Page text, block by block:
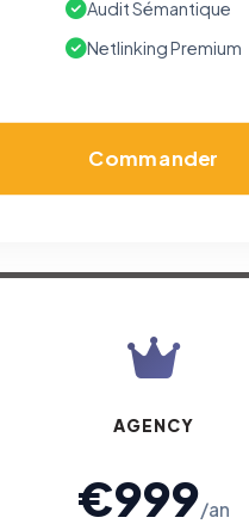
Audit Sémantique
Netlinking Premium
Commander
AGENCY
€999/an
d'afficher des publicités pertinentes
peuvent contenir un pixel
: utilisez lelien dédié en pied de